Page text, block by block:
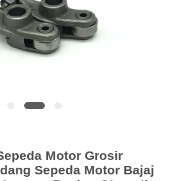
Motor Grosir
Sepeda Motor Bajaj